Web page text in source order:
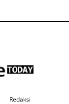
Redaksi